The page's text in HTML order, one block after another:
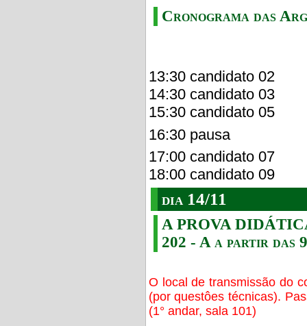
Cronograma das
13:30 candidato 02
14:30 candidato 03
15:30 candidato 05
16:30 pausa
17:00 candidato 07
18:00 candidato 09
dia 14/11
A PROVA
202 - A a partir das
O local de transmissão do
(por questôes técnicas).
(1° andar, sala 101)